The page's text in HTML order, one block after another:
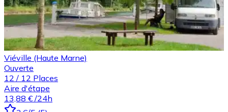
Viéville (Haute Marne)
Ouverte
12 / 12 Places
Aire d'étape
13,88 € /24h